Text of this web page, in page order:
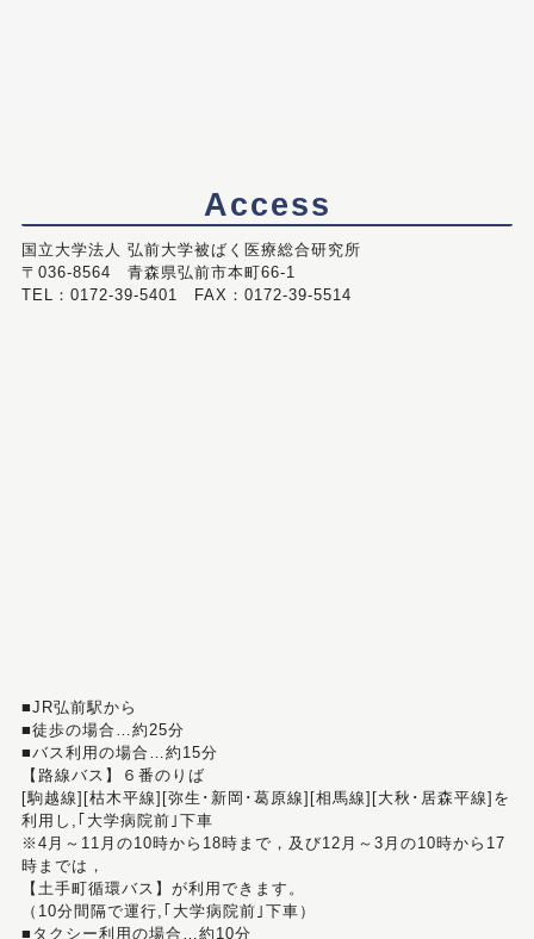
Access
国立大学法人 弘前大学被ばく医療総合研究所
〒036-8564 青森県弘前市本町66-1
TEL：0172-39-5401 FAX：0172-39-5514
■JR弘前駅から
■徒歩の場合…約25分
■バス利用の場合…約15分
【路線バス】６番のりば
[駒越線][枯木平線][弥生･新岡･葛原線][相馬線][大秋･居森平線]を
利用し,｢大学病院前｣下車
※4月～11月の10時から18時まで，及び12月～3月の10時から17
時までは，
【土手町循環バス】が利用できます。
（10分間隔で運行,｢大学病院前｣下車）
■タクシー利用の場合…約10分